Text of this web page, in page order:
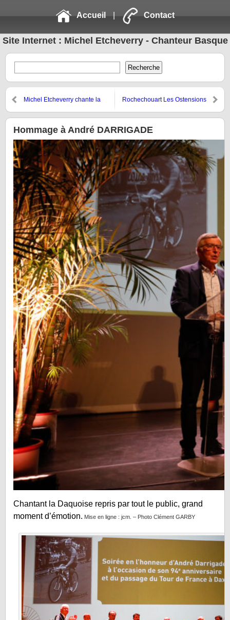
Accueil | Contact
Site Internet : Michel Etcheverry - Chanteur Basque
Michel Etcheverry chante la
2023
Rochechouart Les Ostensions
Hommage à André DARRIGADE
Chantant la Daquoise repris par tout le public, grand
moment d’émotion. Mise en ligne : jcm. – Photo Clément GARBY